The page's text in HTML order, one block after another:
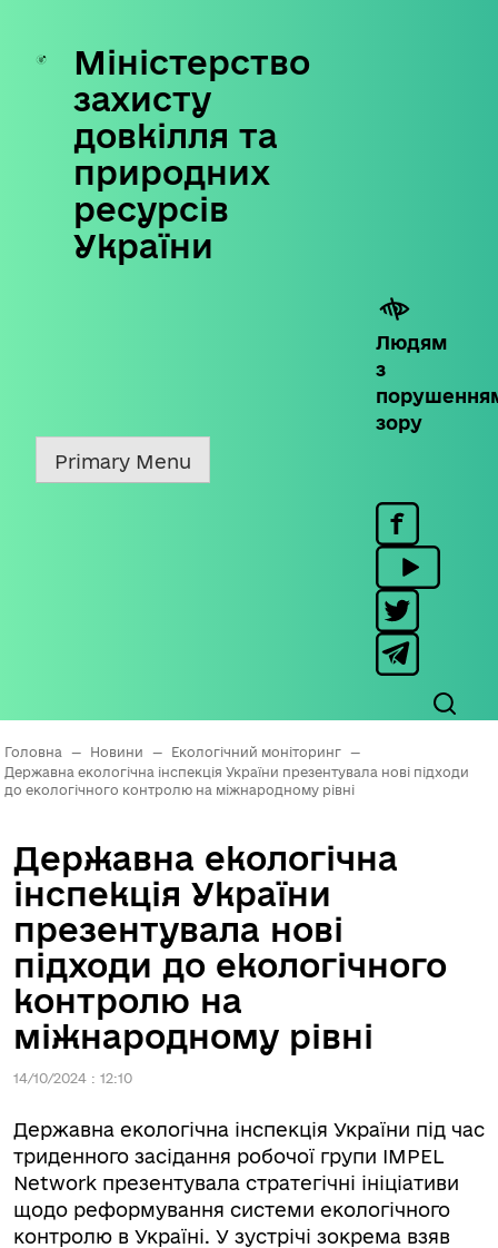
Skip
content
Міністерство
захисту
довкілля та
природних
ресурсів
України
Людям
з
зору
Primary Menu
Головна — Новини — Екологічний моніторинг
—
Державна екологічна інспекція України презентувала нові підходи
до екологічного контролю на міжнародному рівні
Державна екологічна
інспекція України
презентувала нові
підходи до екологічного
контролю на
міжнародному рівні
14/10/2024 : 12:10
Державна екологічна інспекція України під час
триденного засідання робочої групи IMPEL
Network презентувала стратегічні ініціативи
щодо реформування системи екологічного
контролю в Україні. У зустрічі зокрема взяв